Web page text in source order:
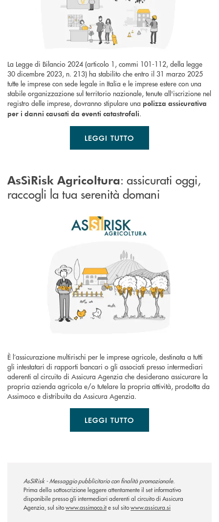
La Legge di Bilancio 2024 (articolo 1, commi 101-112, della legge
30 dicembre 2023, n. 213) ha stabilito che entro il 31 marzo 2025
tutte le imprese con sede legale in Italia e le imprese estere con una
stabile organizzazione sul territorio nazionale, tenute all'iscrizione nel
registro delle imprese, dovranno stipulare una polizza assicurativa
per i danni causati da eventi catastrofali.
LEGGI TUTTO
AsSìRisk Agricoltura: assicurati oggi,
raccogli la tua serenità domani
È l’assicurazione multirischi per le imprese agricole, destinata a tutti
gli intestatari di rapporti bancari o gli associati presso intermediari
aderenti al circuito di Assicura Agenzia che desiderano assicurare la
propria azienda agricola e/o tutelare la propria attività, prodotta da
Assimoco e distribuita da Assicura Agenzia.
LEGGI TUTTO
AsSìRisk - Messaggio pubblicitario con finalità promozionale.
Prima della sottoscrizione leggere attentamente il set informativo
disponibile presso gli intermediari aderenti al circuito di Assicura
Agenzia, sul sitowww.assimoco.ite sul sitowww.assicura.si